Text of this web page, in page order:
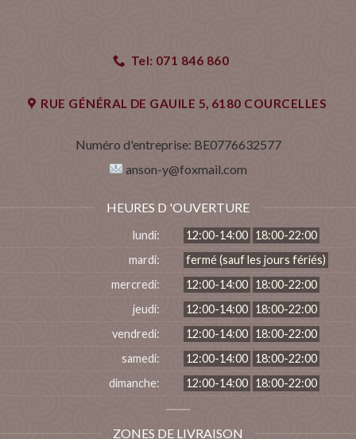
Tel: 071 846 860
RUE GÉNÉRAL DE GAUlLE 5, 6180 COURCELLES
Numéro d'entreprise: BE0776632577
anson-y@foxmail.com
HEURES D 'OUVERTURE
lundi: 12:00-14:00 18:00-22:00
mardi:
fermé (sauf les jours fériés)
mercredi:
12:00-14:00 18:00-22:00
jeudi:
12:00-14:00 18:00-22:00
vendredi:
12:00-14:00 18:00-22:00
samedi:
12:00-14:00 18:00-22:00
dimanche:
12:00-14:00 18:00-22:00
ZONES DE LIVRAISON